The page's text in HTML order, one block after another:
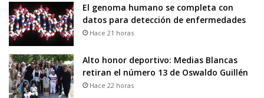
El genoma humano se completa con
datos para detección de enfermedades
Hace 21 horas
Alto honor deportivo: Medias Blancas
retiran el número 13 de Oswaldo Guillén
Hace 22 horas